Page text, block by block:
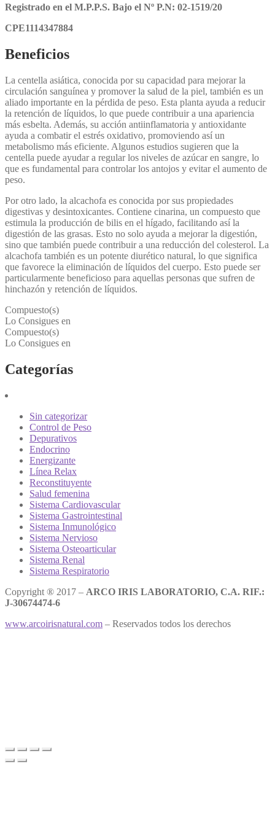
Registrado en el M.P.P.S. Bajo el Nº P.N: 02-1519/20
CPE1114347884
Beneficios
La centella asiática, conocida por su capacidad para mejorar la
circulación sanguínea y promover la salud de la piel, también es un
aliado importante en la pérdida de peso. Esta planta ayuda a reducir
la retención de líquidos, lo que puede contribuir a una apariencia
más esbelta. Además, su acción antiinflamatoria y antioxidante
ayuda a combatir el estrés oxidativo, promoviendo así un
metabolismo más eficiente. Algunos estudios sugieren que la
centella puede ayudar a regular los niveles de azúcar en sangre, lo
que es fundamental para controlar los antojos y evitar el aumento de
peso.
Por otro lado, la alcachofa es conocida por sus propiedades
digestivas y desintoxicantes. Contiene cinarina, un compuesto que
estimula la producción de bilis en el hígado, facilitando así la
digestión de las grasas. Esto no solo ayuda a mejorar la digestión,
sino que también puede contribuir a una reducción del colesterol. La
alcachofa también es un potente diurético natural, lo que significa
que favorece la eliminación de líquidos del cuerpo. Esto puede ser
particularmente beneficioso para aquellas personas que sufren de
hinchazón y retención de líquidos.
Compuesto(s)
Lo Consigues en
Compuesto(s)
Lo Consigues en
Categorías
Sin categorizar
Control de Peso
Depurativos
Endocrino
Energizante
Línea Relax
Reconstituyente
Salud femenina
Sistema Cardiovascular
Sistema Gastrointestinal
Sistema Inmunológico
Sistema Nervioso
Sistema Osteoarticular
Sistema Renal
Sistema Respiratorio
Copyright ® 2017 – ARCO IRIS LABORATORIO, C.A. RIF.:
J-30674474-6
www.arcoirisnatural.com – Reservados todos los derechos